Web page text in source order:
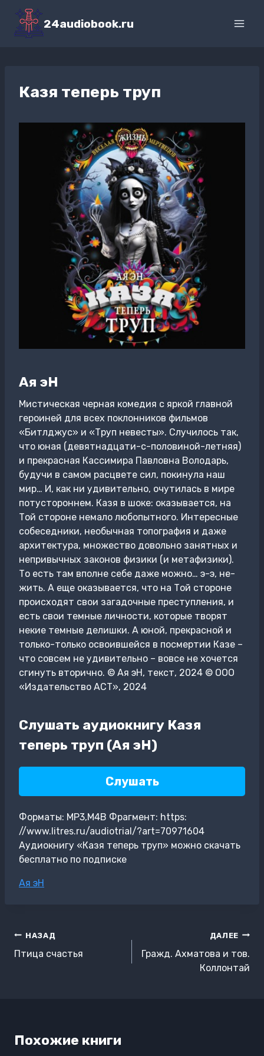
Перейти
содержимому
24audiobook.ru
Казя теперь труп
Ая эН
Мистическая черная комедия с яркой главной
героиней для всех поклонников фильмов
«Битлджус» и «Труп невесты». Случилось так,
что юная (девятнадцати-с-половиной-летняя)
и прекрасная Кассимира Павловна Володарь,
будучи в самом расцвете сил, покинула наш
мир… И, как ни удивительно, очутилась в мире
потустороннем. Казя в шоке: оказывается, на
Той стороне немало любопытного. Интересные
собеседники, необычная топография и даже
архитектура, множество довольно занятных и
непривычных законов физики (и метафизики).
То есть там вполне себе даже можно… э-э, не-
жить. А еще оказывается, что на Той стороне
происходят свои загадочные преступления, и
есть свои темные личности, которые творят
некие темные делишки. А юной, прекрасной и
только-только освоившейся в посмертии Казе –
что совсем не удивительно – вовсе не хочется
сгинуть вторично. © Ая эН, текст, 2024 © ООО
«Издательство АСТ», 2024
Слушать аудиокнигу Казя
теперь труп (Ая эН)
Слушать
Форматы: MP3,M4B Фрагмент: https:
//www.litres.ru/audiotrial/?art=70971604
Аудиокнигу «Казя теперь труп» можно скачать
бесплатно по подписке
Метки
Ая эН
Навигация
по
НАЗАД
Птица счастья
ДАЛЕЕ
Гражд. Ахматова и тов.
Коллонтай
Похожие книги